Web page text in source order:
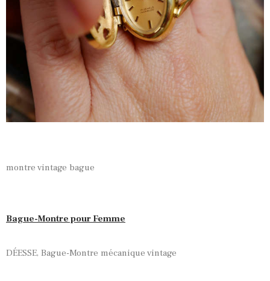
montre vintage bague
Bague-Montre pour Femme
DÉESSE, Bague-Montre mécanique vintage